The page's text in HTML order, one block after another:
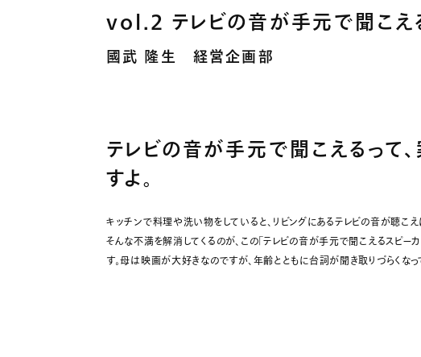
vol.2 テレビの音が手元で聞こ
國武 隆生 経営企画部
テレビの音が手元で聞こえるって
すよ。
キッチンで料理や洗い物をしていると、リビングにあるテレビの音が聴こえ
そんな不満を解消してくるのが、この「テレビの音が手元で聞こえるスピー
す。母は映画が大好きなのですが、年齢とともに台詞が聞き取りづらくなっ